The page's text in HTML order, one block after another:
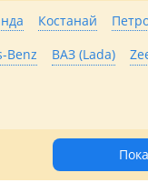
Костанай
Benz ВАЗ (Lada)